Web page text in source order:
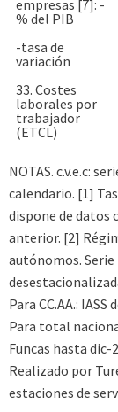
empresas [7]: -
% del PIB
-tasa de
variación
33. Costes
laborales por
trabajador
(ETCL)
NOTAS. c.v.e.c:
calendario. [1]
dispone de datos
anterior. [2]
autónomos. Serie
Para CC.AA.:
Para total
Funcas hasta dic-
Realizado por
estaciones de